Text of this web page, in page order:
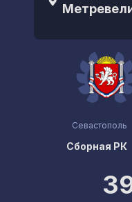
Севастополь
Сборная РК